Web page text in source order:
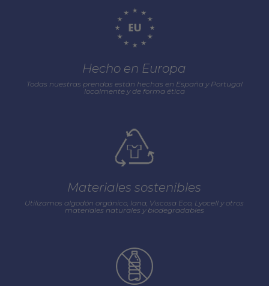
Hecho en Europa
Todas nuestras prendas están hechas en España y Portugal
localmente y de forma ética
Materiales sostenibles
Utilizamos algodón orgánico, lana, Viscosa Eco, Lyocell y otros
materiales naturales y biodegradables